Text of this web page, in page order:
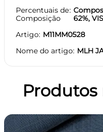
Percentuais de
Composição
62%,
Artigo M11MM0528
Nome do artigo MLH
Produtos